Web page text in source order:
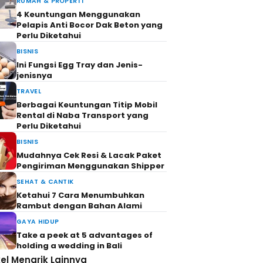
4 Keuntungan Menggunakan
Pelapis Anti Bocor Dak Beton yang
Perlu Diketahui
BISNIS
Ini Fungsi Egg Tray dan Jenis-
jenisnya
TRAVEL
Berbagai Keuntungan Titip Mobil
Rental di Naba Transport yang
Perlu Diketahui
BISNIS
Mudahnya Cek Resi & Lacak Paket
Pengiriman Menggunakan Shipper
SEHAT & CANTIK
Ketahui 7 Cara Menumbuhkan
Rambut dengan Bahan Alami
GAYA HIDUP
Take a peek at 5 advantages of
holding a wedding in Bali
Menarik Lainnya